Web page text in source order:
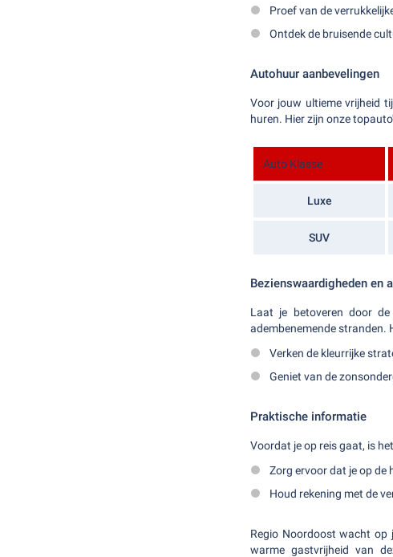
Proef van de
Ontdek de bruisende
Autohuur aanbevelingen
Voor jouw ultieme vrijheid
huren. Hier zijn onze
Auto Klasse
Luxe
SUV
Bezienswaardigheden en
Laat je betoveren door
adembenemende stranden.
Verken de kleurrijke
Geniet van de
Praktische informatie
Voordat je op reis gaat, is
Zorg ervoor dat je op de
Houd rekening met de
Regio Noordoost wacht op
warme gastvrijheid van